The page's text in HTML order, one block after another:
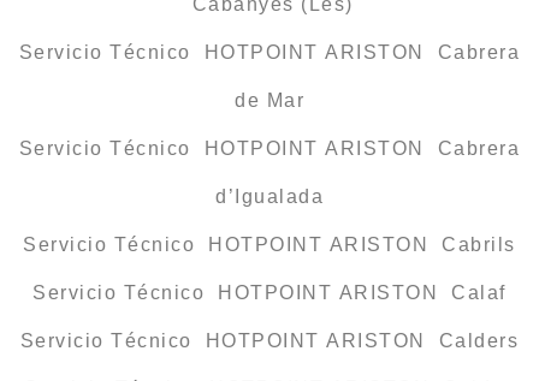
Cabanyes (Les)
Servicio Técnico HOTPOINT ARISTON Cabrera
de Mar
Servicio Técnico HOTPOINT ARISTON Cabrera
d’Igualada
Servicio Técnico HOTPOINT ARISTON Cabrils
Servicio Técnico HOTPOINT ARISTON Calaf
Servicio Técnico HOTPOINT ARISTON Calders